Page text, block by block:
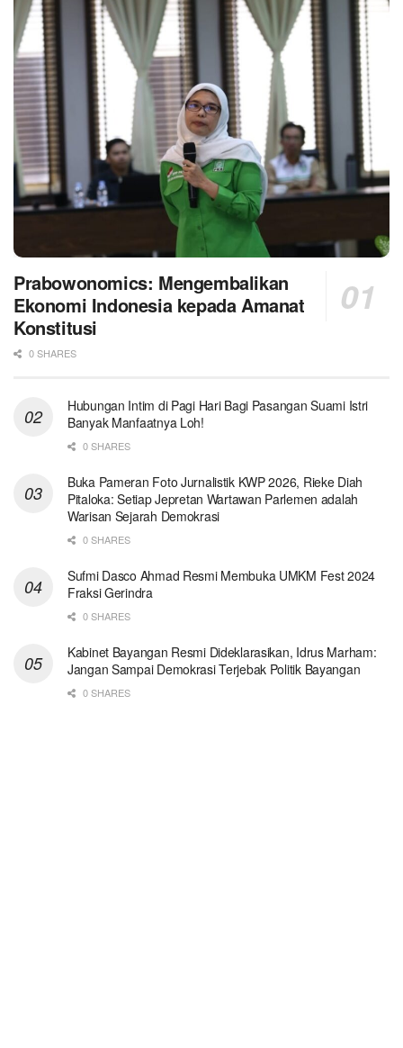
Prabowonomics: Mengembalikan
Ekonomi Indonesia kepada Amanat
Konstitusi
0 SHARES
Hubungan Intim di Pagi Hari Bagi Pasangan Suami Istri
Banyak Manfaatnya Loh!
0 SHARES
Buka Pameran Foto Jurnalistik KWP 2026, Rieke Diah
Pitaloka: Setiap Jepretan Wartawan Parlemen adalah
Warisan Sejarah Demokrasi
0 SHARES
Sufmi Dasco Ahmad Resmi Membuka UMKM Fest 2024
Fraksi Gerindra
0 SHARES
Kabinet Bayangan Resmi Dideklarasikan, Idrus Marham:
Jangan Sampai Demokrasi Terjebak Politik Bayangan
0 SHARES